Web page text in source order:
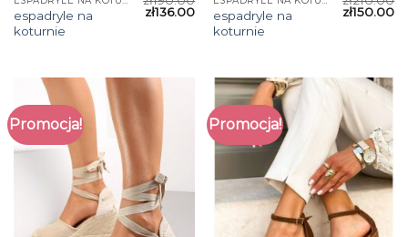
espadryle na
koturnie
zł136.00
espadryle na
koturnie
zł150.00
Promocja! Promocja!